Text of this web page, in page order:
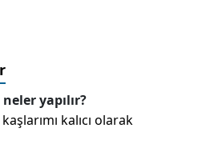
yapılır?
kalıcı olarak